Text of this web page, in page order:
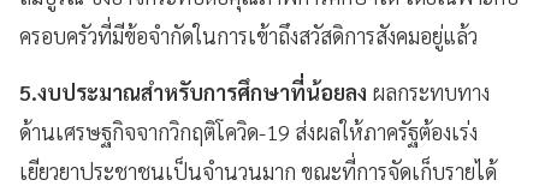
ครอบครัวที่มีข้อจำกัดในการเข้าถึงสวัสดิการสังคมอยู่แล้ว
5.งบประมาณสำหรับการศึกษาที่น้อยลง ผลกระทบทาง
ด้านเศรษฐกิจจากวิกฤติโควิด-19 ส่งผลให้ภาครัฐต้องเร่ง
เยียวยาประชาชนเป็นจำนวนมาก ขณะที่การจัดเก็บรายได้